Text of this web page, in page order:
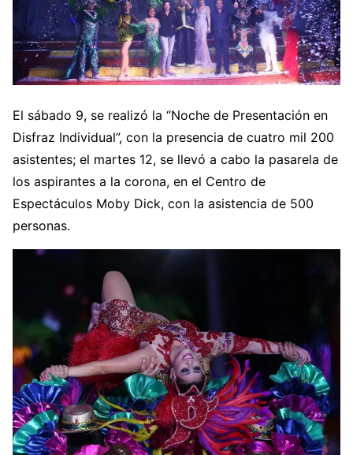
El sábado 9, se realizó la “Noche de Presentación en
Disfraz Individual”, con la presencia de cuatro mil 200
asistentes; el martes 12, se llevó a cabo la pasarela de
los aspirantes a la corona, en el Centro de
Espectáculos Moby Dick, con la asistencia de 500
personas.